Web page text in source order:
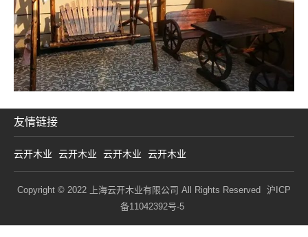
友情链接
云开木业 云开木业 云开木业 云开木业
Copyright © 2022 上海云开木业有限公司 All Rights Reserved
沪ICP
备11042392号-5